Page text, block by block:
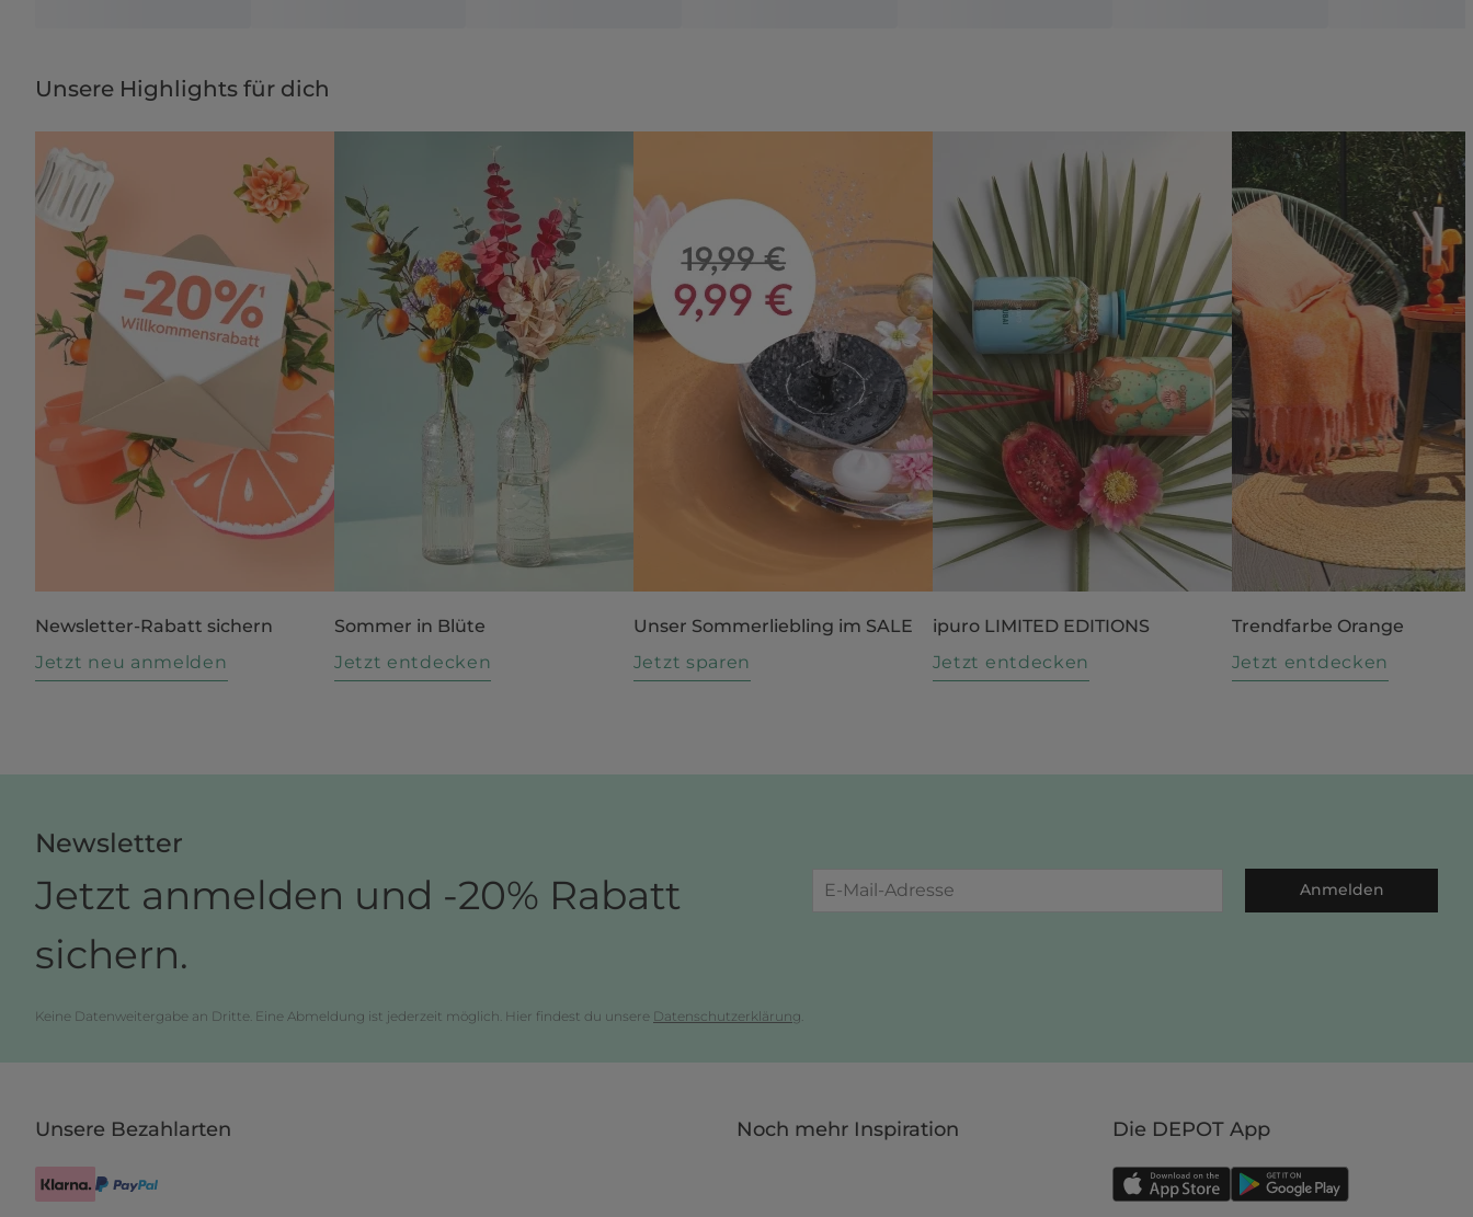
Unsere Highlights für dich
Newsletter-Rabatt sichern
Jetzt neu anmelden
Sommer in Blüte
Jetzt entdecken
Unser Sommerliebling im SALE
Jetzt sparen
ipuro LIMITED EDITIONS
Jetzt entdecken
Trendfarbe Orange
Jetzt entdecken
Newsletter
Jetzt anmelden und -20% Rabatt
sichern.
Anmelden
Keine Datenweitergabe an Dritte. Eine Abmeldung ist jederzeit möglich. Hier findest du unsere Datenschutzerklärung.
Unsere Bezahlarten Noch mehr Inspiration Die DEPOT App